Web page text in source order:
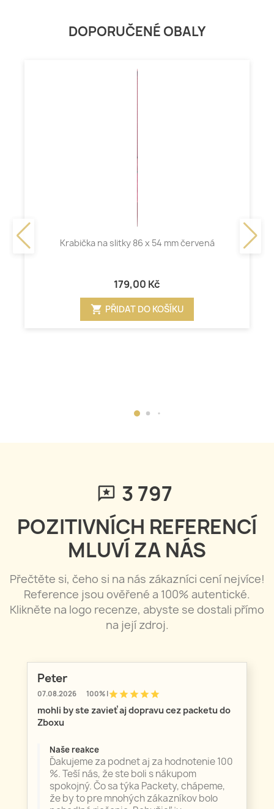
DOPORUČENÉ OBALY
Krabička na slitky 86 x 54 mm červená
179,00 Kč
shopping_cart PŘIDAT DO KOŠÍKU
3 797
POZITIVNÍCH REFERENCÍ
MLUVÍ ZA NÁS
Přečtěte si, čeho si na nás zákazníci cení nejvíce!
Reference jsou ověřené a 100% autentické.
Klikněte na logo recenze, abyste se dostali přímo
na její zdroj.
Peter
07.08.2026 100% |starstarstarstarstar
mohli by ste zavieť aj dopravu cez packetu do
Zboxu
Naše reakce
Ďakujeme za podnet aj za hodnotenie 100
%. Teší nás, že ste boli s nákupom
spokojný. Čo sa týka Packety, chápeme,
že by to pre mnohých zákazníkov bolo